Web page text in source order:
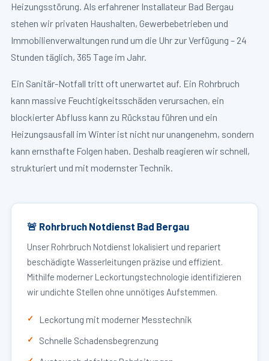
Heizungsstörung. Als erfahrener Installateur Bad Bergau
stehen wir privaten Haushalten, Gewerbebetrieben und
Immobilienverwaltungen rund um die Uhr zur Verfügung – 24
Stunden täglich, 365 Tage im Jahr.
Ein Sanitär-Notfall tritt oft unerwartet auf. Ein Rohrbruch
kann massive Feuchtigkeitsschäden verursachen, ein
blockierter Abfluss kann zu Rückstau führen und ein
Heizungsausfall im Winter ist nicht nur unangenehm, sondern
kann ernsthafte Folgen haben. Deshalb reagieren wir schnell,
strukturiert und mit modernster Technik.
🚨 Rohrbruch Notdienst Bad Bergau
Unser Rohrbruch Notdienst lokalisiert und repariert
beschädigte Wasserleitungen präzise und effizient.
Mithilfe moderner Leckortungstechnologie identifizieren
wir undichte Stellen ohne unnötiges Aufstemmen.
Leckortung mit moderner Messtechnik
Schnelle Schadensbegrenzung